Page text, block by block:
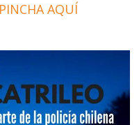
PINCHA AQUÍ